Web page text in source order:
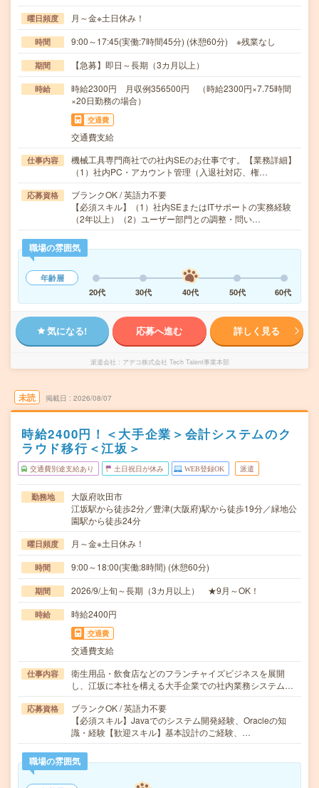
曜日頻度 月～金※土日休み！
時間 9:00～17:45(実働:7時間45分) (休憩60分) ※残業なし
期間 【急募】即日～長期（3カ月以上）
時給
時給2300円 月収例356500円 （時給2300円×7.75時間
×20日勤務の場合）
交通費
交通費支給
仕事内容
機械工具専門商社での社内SEのお仕事です。【業務詳細】
（1）社内PC・アカウント管理（入退社対応、権…
応募資格
ブランクOK / 英語力不要
【必須スキル】（1）社内SEまたはITサポートの実務経験
（2年以上）（2）ユーザー部門との調整・問い…
職場の雰囲気
年齢層
20代
30代 40代 50代 60代
気になる! 応募へ進む 詳しく見る
派遣会社 アデコ株式会社 Tech Talent事業本部
未読 掲載日 2026/08/07
時給2400円！＜大手企業＞会計システムのク
ラウド移行＜江坂＞
交通費別途支給あり 土日祝日が休み WEB登録OK 派遣
勤務地
大阪府吹田市
江坂駅から徒歩2分／豊津(大阪府)駅から徒歩19分／緑地公
園駅から徒歩24分
曜日頻度 月～金※土日休み！
時間 9:00～18:00(実働:8時間) (休憩60分)
期間 2026/9/上旬～長期（3カ月以上） ★9月～OK！
時給 時給2400円
交通費
交通費支給
仕事内容
衛生用品・飲食店などのフランチャイズビジネスを展開
し、江坂に本社を構える大手企業での社内業務システム…
応募資格
ブランクOK / 英語力不要
【必須スキル】Javaでのシステム開発経験、Oracleの知
識・経験【歓迎スキル】基本設計のご経験、…
職場の雰囲気